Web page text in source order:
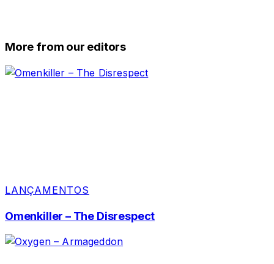
More from our editors
LANÇAMENTOS
Omenkiller – The Disrespect